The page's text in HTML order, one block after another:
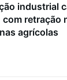
industrial
com retração
agrícolas